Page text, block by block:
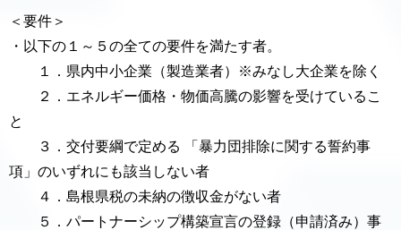
＜要件＞
・以下の１～５の全ての要件を満たす者。
１．県内中小企業（製造業者）※みなし大企業を除く
２．エネルギー価格・物価高騰の影響を受けているこ
と
３．交付要綱で定める 「暴力団排除に関する誓約事
項」のいずれにも該当しない者
４．島根県税の未納の徴収金がない者
５．パートナーシップ構築宣言の登録（申請済み）事